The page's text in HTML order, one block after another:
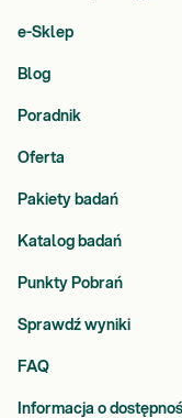
e-Sklep
Blog
Poradnik
Oferta
Pakiety badań
Katalog badań
Punkty Pobrań
Sprawdź wyniki
FAQ
Informacja o